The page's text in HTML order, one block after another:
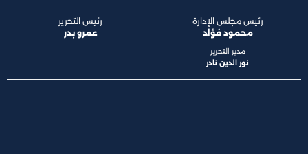
رئيس مجلس الإدارة
محمود فؤاد
مدير التحرير
نور الدين نادر
رئيس التحرير
عمرو بدر